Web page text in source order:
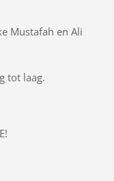
Mustafah en Ali
tot laag.